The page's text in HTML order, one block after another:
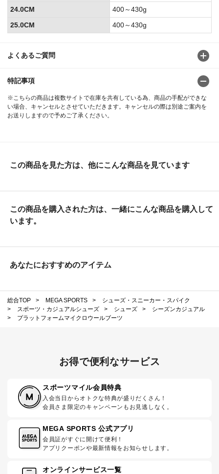
よくあるご質問
特記事項
※こちらの商品は複数サイトで在庫を共有している為、商品の手配ができな
い場合、キャンセルとさせていただきます。キャンセルの際は別途ご案内を
お送りしますので予めご了承ください。
24.0CM
400～430g
25.0CM
400～430g
この商品を見た方は、他にこんな商品を見ています
この商品を購入された方は、一緒にこんな商品を購入して
います。
あなたにおすすめのアイテム
総合TOP > MEGA SPORTS >
シューズ・スニーカー・スパイク
>
スポーツ・カジュアルシューズ > シューズ >
シーズンカジュアル
>
プラットフォームマイクロウールブーツ
お得で便利なサービス
スポーツマイル会員特典
入会当日からオトクな特典が盛りだくさん！
会員さま限定のキャンペーンもお見逃しなく。
MEGA SPORTS 公式アプリ
会員証がすぐに開けて便利！
アプリクーポンや最新情報をお知らせします。
オンラインサービス一覧